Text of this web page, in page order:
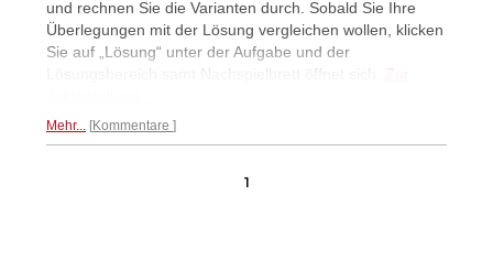
und rechnen Sie die Varianten durch. Sobald Sie Ihre
Überlegungen mit der Lösung vergleichen wollen, klicken
Sie auf „Lösung“ unter der Aufgabe und der
Lösungsbereich samt Nachspielbrett öffnet sich. Zur
Mehr... Kommentare
1